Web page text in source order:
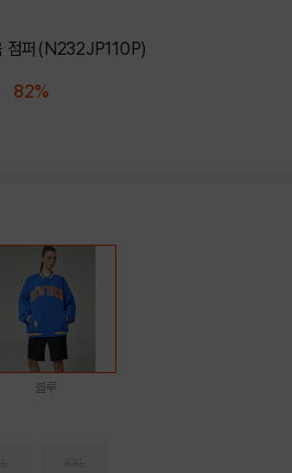
점퍼(N232JP110P)
82%
블루